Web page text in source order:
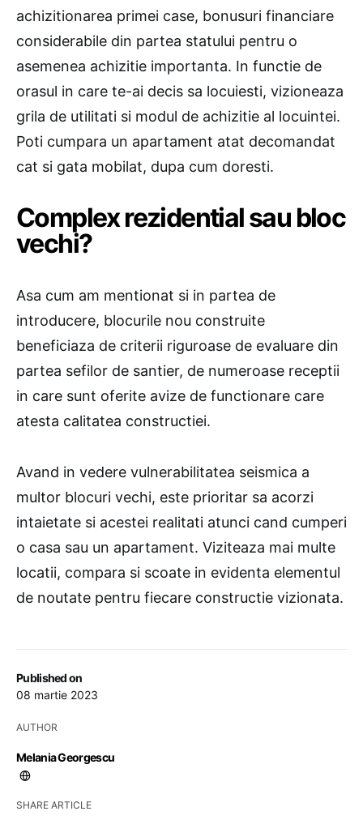
Published on
08 martie 2023
AUTHOR
Melania Georgescu
SHARE ARTICLE
achizitionarea primei case, bonusuri financiare
considerabile din partea statului pentru o
asemenea achizitie importanta. In functie de
orasul in care te-ai decis sa locuiesti, vizioneaza
grila de utilitati si modul de achizitie al locuintei.
Poti cumpara un apartament atat decomandat
cat si gata mobilat, dupa cum doresti.
Complex rezidential sau bloc
vechi?
Asa cum am mentionat si in partea de
introducere, blocurile nou construite
beneficiaza de criterii riguroase de evaluare din
partea sefilor de santier, de numeroase receptii
in care sunt oferite avize de functionare care
atesta calitatea constructiei.
Avand in vedere vulnerabilitatea seismica a
multor blocuri vechi, este prioritar sa acorzi
intaietate si acestei realitati atunci cand cumperi
o casa sau un apartament. Viziteaza mai multe
locatii, compara si scoate in evidenta elementul
de noutate pentru fiecare constructie vizionata.